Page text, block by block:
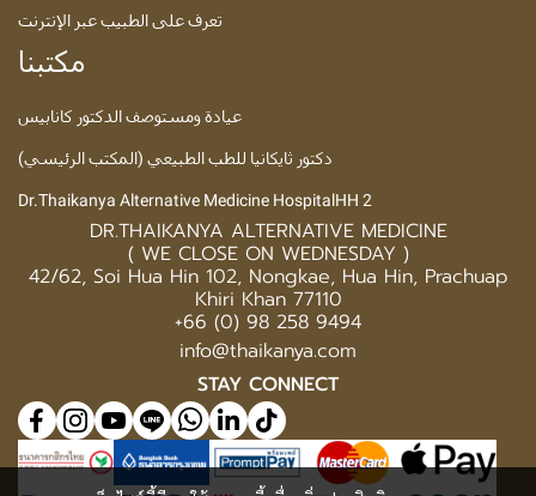
تعرف على الطبيب عبر الإنترنت
مكتبنا
عيادة ومستوصف الدكتور كانابيس
دكتور ثايكانيا للطب الطبيعي (المكتب الرئيسي)
Dr.Thaikanya Alternative Medicine HospitalHH 2
DR.THAIKANYA ALTERNATIVE MEDICINE
( WE CLOSE ON WEDNESDAY )
42/62, Soi Hua Hin 102, Nongkae, Hua Hin, Prachuap
Khiri Khan 77110
+66 (0) 98 258 9494
info@thaikanya.com
STAY CONNECT